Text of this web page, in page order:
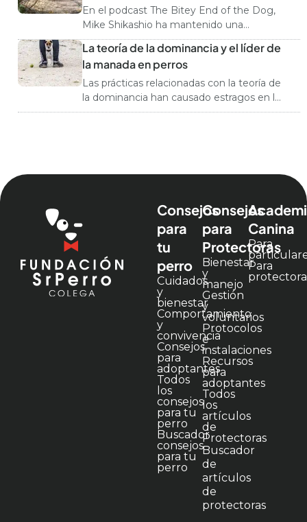
En el podcast The Bitey End of the Dog,
Mike Shikashio ha mantenido una
extensa charla con Kim Brophy, etóloga
aplicada y consultora certificada en
comportamiento canino, sobre un
cambio fundamental en la manera de
entender el bienestar de los perros.
Compartimos aquí parte de su
La teoría de la dominancia y el líder de
la manada en perros
Las prácticas relacionadas con la teoría de
la dominancia han causado estragos en la
vida de muchas familias y perros. Basarse
Consejos
para
tu
perro
Cuidados
y
bienestar
Comportamiento
y
convivencia
Consejos
para
adoptantes
Todos
los
consejos
para tu
perro
Buscador
consejos
para tu
perro
Consejos
para
Protectoras
Bienestar
y
manejo
Gestión
y
voluntarios
Protocolos
e
instalaciones
Recursos
para
adoptantes
Todos
los
artículos
de
Protectoras
Buscador
de
artículos
de
protectoras
Canina
Para
Para